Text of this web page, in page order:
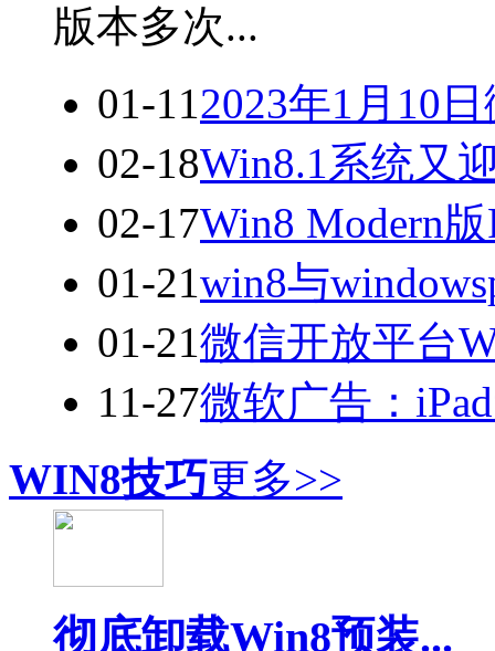
版本多次...
01-11 2023年1月10
02-18Win8.1系统又
02-17Win8 Modern
01-21win8与
01-21微信开放平台
11-27微软广告：
WIN8技巧更多>>
彻底卸载Win8预装...